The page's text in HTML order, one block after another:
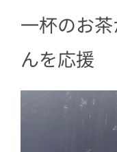
一杯のお
んを応援